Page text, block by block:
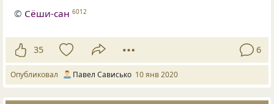
© Сёши-сан 6012
35 6
Опубликовал Павел Сависько 10 янв 2020